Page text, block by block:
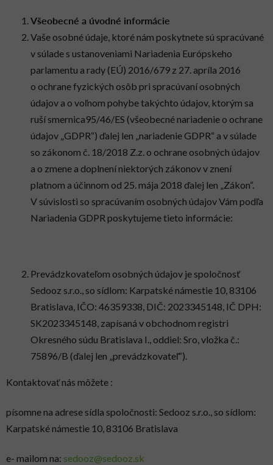
Všeobecné a úvodné informácie
Vaše osobné údaje, ktoré nám poskytnete sú spracúvané
v súlade s ustanoveniami Nariadenia Európskeho
parlamentu a rady (EÚ) 2016/679 z 27. apríla 2016
o ochrane fyzických osôb pri spracúvaní osobných
údajov a o voľnom pohybe takýchto údajov, ktorým sa
ruší smernica95/46/ES (všeobecné nariadenie o ochrane
údajov „GDPR“) ďalej len „nariadenie GDPR“ a v súlade
so zákonom č. 18/2018 Z.z. o ochrane osobných údajov
a o zmene a doplnení niektorých zákonov v znení
platnom a účinnom od 25. mája 2018 ďalej len „Zákon“.
V súvislosti so spracúvaním osobných údajov Vám podľa
Nariadenia GDPR poskytujeme tieto informácie:
Prevádzkovateľom osobných údajov je spoločnosť
Sedooz s.r.o., so sídlom: Karpatské námestie 10, 83106
Bratislava, IČO: 46359338, DIČ: 2023345148, IČ DPH:
SK2023345148, zapísaná v obchodnom registri
Okresného súdu Bratislava I., oddiel: Sro, vložka č.:
75896/B (ďalej len „prevádzkovateľ“).
Kontaktovať nás môžete :
písomne na adrese sídla spoločnosti: Sedooz s.r.o., so sídlom:
Karpatské námestie 10, 83106 Bratislava
e- mailom na: sedooz@sedooz.sk